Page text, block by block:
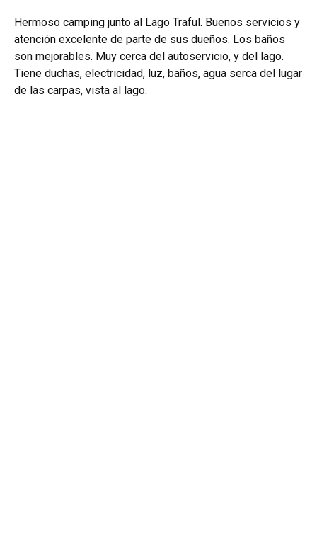
Hermoso camping junto al Lago Traful. Buenos servicios y
atención excelente de parte de sus dueños. Los baños
son mejorables. Muy cerca del autoservicio, y del lago.
Tiene duchas, electricidad, luz, baños, agua serca del lugar
de las carpas, vista al lago.